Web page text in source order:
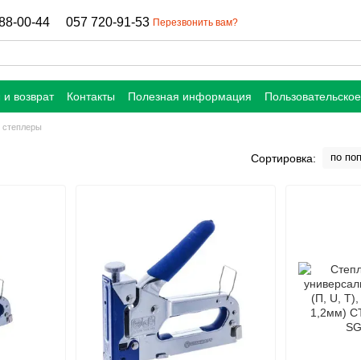
00-44 057 720-91-53 Перезвонить вам?
возврат Контакты Полезная информация
Сортировка: по